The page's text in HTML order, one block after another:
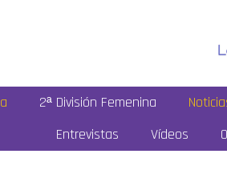
2ª División Femenina
Entrevistas
Vídeos